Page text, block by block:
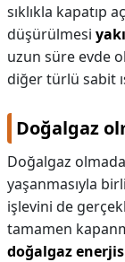
sıklıkla kapatıp
düşürülmesi
uzun süre evde
diğer türlü sabit
Doğalgaz
Doğalgaz
yaşanmasıyla
işlevini de
tamamen
doğalgaz